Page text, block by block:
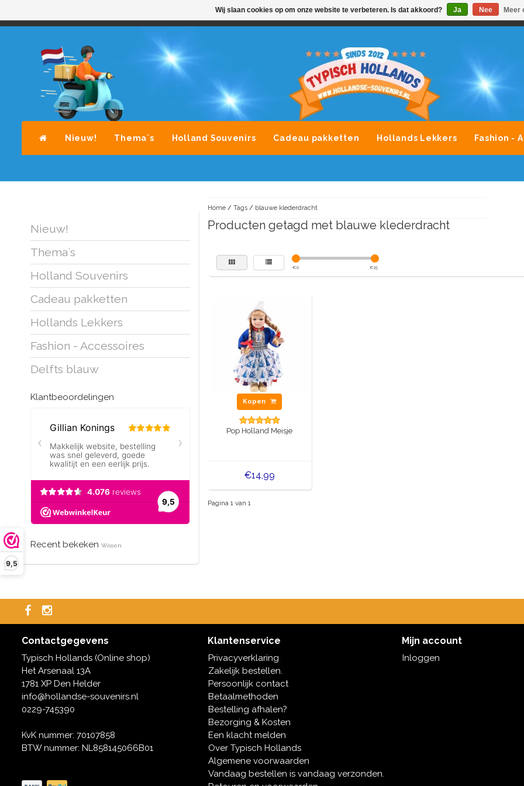
9,5
AVONDLEVERING MOGELIJK ALLE MERKEN SOUVENIRS
Nieuw! Thema`s Holland Souvenirs Cadeau pakketten Hollands Lekkers Fashion -
Nieuw!
Thema`s
Holland Souvenirs
Cadeau pakketten
Hollands Lekkers
Fashion - Accessoires
Delfts blauw
Klantbeoordelingen
Recent bekeken Wissen
Home/ Tags/ blauwe klederdracht
Producten getagd met blauwe klederdracht
€0 €15
Kopen
Pop Holland Meisje
€14,99
Pagina 1 van 1
Contactgegevens
Typisch Hollands (Online shop)
Het Arsenaal 13A
1781 XP Den Helder
info@hollandse-souvenirs.nl
0229-745390
KvK nummer: 70107858
BTW nummer: NL858145066B01
Klantenservice
Privacyverklaring
Zakelijk bestellen.
Persoonlijk contact
Betaalmethoden
Bestelling afhalen?
Bezorging & Kosten
Een klacht melden
Over Typisch Hollands
Algemene voorwaarden
Vandaag bestellen is vandaag verzonden.
Mijn account
Inloggen
Wij slaan cookies op om onze website te verbeteren. Is dat akkoord? Ja Nee Meer